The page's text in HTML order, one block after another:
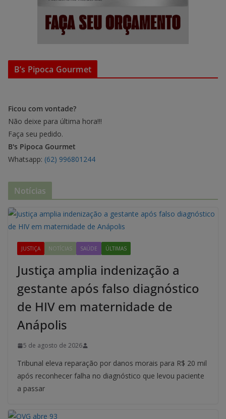
B’s Pipoca Gourmet
Ficou com vontade?
Não deixe para última hora!!!
Faça seu pedido.
B's Pipoca Gourmet
Whatsapp: (62) 996801244
Notícias
JUSTIÇA NOTÍCIAS SAÚDE ÚLTIMAS
Justiça amplia indenização a
gestante após falso diagnóstico
de HIV em maternidade de
Anápolis
5 de agosto de 2026
Tribunal eleva reparação por danos morais para R$ 20 mil
após reconhecer falha no diagnóstico que levou paciente
a passar